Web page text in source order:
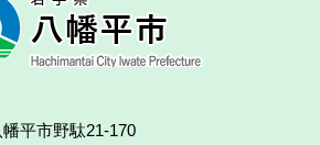
平市野駄21-170